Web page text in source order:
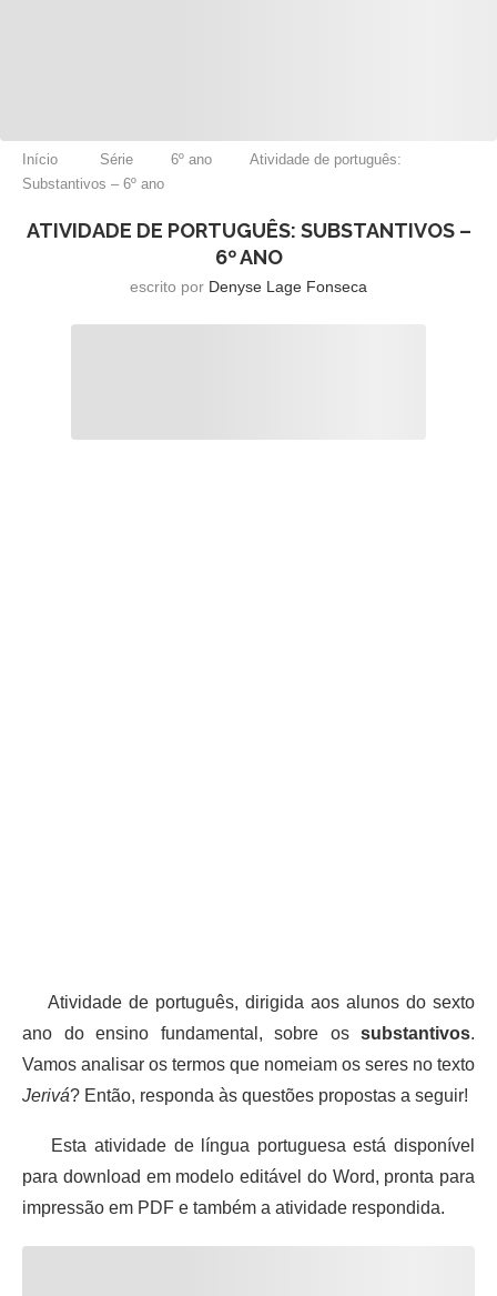
Início Série 6º ano
Atividade de português:
Substantivos – 6º ano
ATIVIDADE DE PORTUGUÊS: SUBSTANTIVOS –
6º ANO
escrito por Denyse Lage Fonseca
Atividade de português, dirigida aos alunos do sexto
ano do ensino fundamental, sobre os substantivos.
Vamos analisar os termos que nomeiam os seres no texto
Jerivá? Então, responda às questões propostas a seguir!
Esta atividade de língua portuguesa está disponível
para download em modelo editável do Word, pronta para
impressão em PDF e também a atividade respondida.